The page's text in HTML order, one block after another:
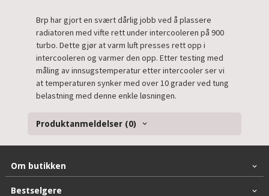
Brp har gjort en svært dårlig jobb ved å plassere
radiatoren med vifte rett under intercooleren på 900
turbo. Dette gjør at varm luft presses rett opp i
intercooleren og varmer den opp. Etter testing med
måling av innsugstemperatur etter intercooler ser vi
at temperaturen synker med over 10 grader ved tung
belastning med denne enkle løsningen.
Produktanmeldelser (0)
Om butikken
Bestselgere